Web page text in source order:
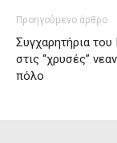
Προηγούμενο άρθρο
Συγχαρητήρια
στις “χρυσές”
πόλο